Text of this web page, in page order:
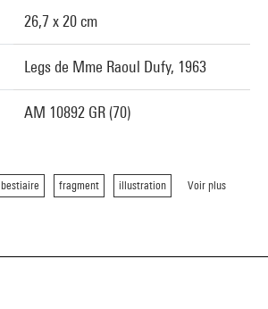
26,7 x 20 cm
Legs de Mme Raoul Dufy, 1963
AM 10892 GR (70)
bestiaire fragment illustration Voir plus